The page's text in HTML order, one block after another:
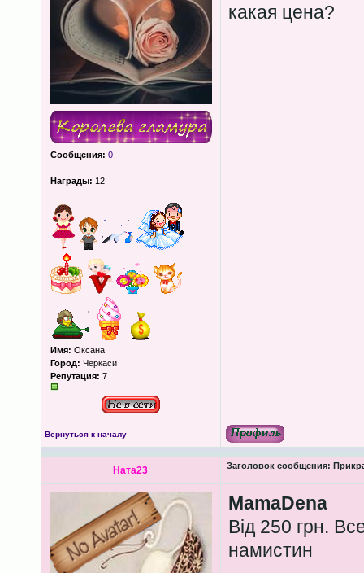
Сообщения: 0
Награды: 12
Имя: Оксана
Город: Черкаси
Репутация: 7
какая цена?
Вернуться к началу
Ната23 Заголовок сообщения:
MamaDena
Від 250 грн.
намистин